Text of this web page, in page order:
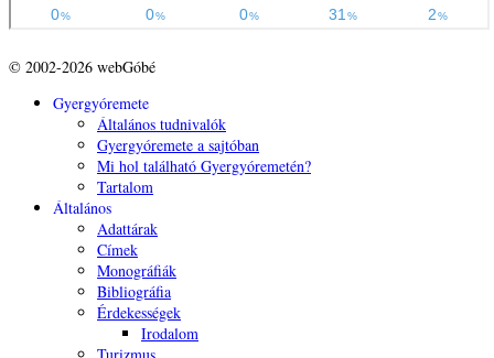
© 2002-2026 webGóbé
Gyergyóremete
Általános tudnivalók
Gyergyóremete a sajtóban
Mi hol található Gyergyóremetén?
Tartalom
Általános
Adattárak
Címek
Monográfiák
Bibliográfia
Érdekességek
Irodalom
Turizmus